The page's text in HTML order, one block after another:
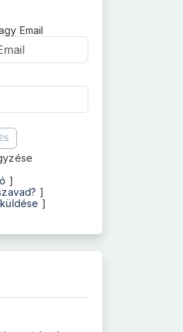
Email
név vagy Email
]
]
]